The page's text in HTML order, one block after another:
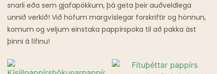
Feiti Skeið
Veitingastaðir Með Draugum
snarli eða sem gjafapökkum, þá geta þeir auðveldlega
unnið verkið! Við höfum margvíslegar forskriftir og hönnun,
komum og veljum einstaka pappírspoka til að pakka ást
þinni á lífinu!